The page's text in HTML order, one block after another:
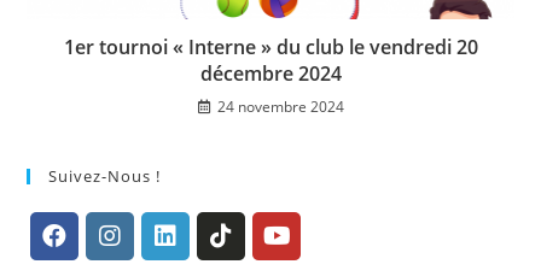
1er tournoi « Interne » du club le vendredi 20
décembre 2024
24 novembre 2024
Suivez-Nous !